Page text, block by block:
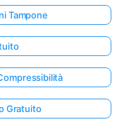
Tampone
Gratuito